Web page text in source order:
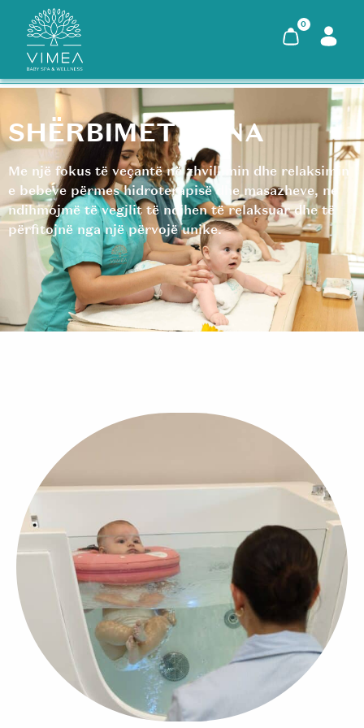
0
SHËRBIMET TONA
Me një fokus të veçantë në zhvillimin dhe relaksimin
e bebeve përmes hidroterapisë dhe masazheve, ne
ndihmojmë të vegjlit të ndihen të relaksuar dhe të
përfitojnë nga një përvojë unike.